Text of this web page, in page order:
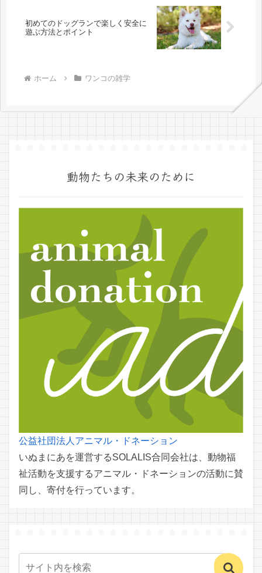
初めてのドッグランで楽しく安全に
遊ぶ方法とポイント
ホーム ワンコの雑学
動物たちの未来のために
公益社団法人アニマル・ドネーション
いぬまにあを運営するSOLALIS合同会社は、動物福
祉活動を支援するアニマル・ドネーションの活動に賛
同し、寄付を行っています。